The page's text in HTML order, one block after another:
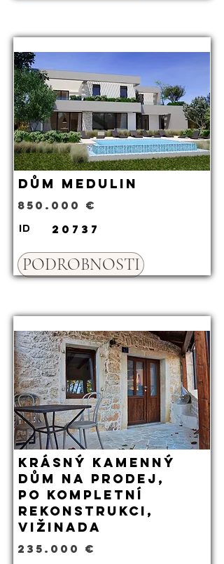
Dům Medulin
850.000 €
ID 20737
PODROBNOSTI
Krásný kamenný
dům na prodej,
po kompletní
rekonstrukci,
Vižinada
235.000 €